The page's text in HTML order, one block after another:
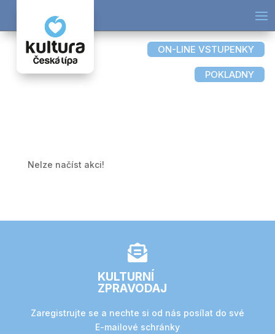
ON-LINE VSTUPENKY
POKLADNY
Nelze načíst akci!

KULTURNÍ
ZPRAVODAJ
Zaregistrujte se a nechte si od nás posílat do své
E-mailové schránky